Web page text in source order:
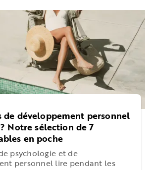
de développement personnel
Notre sélection de 7
en poche
psychologie et de
personnel lire pendant les